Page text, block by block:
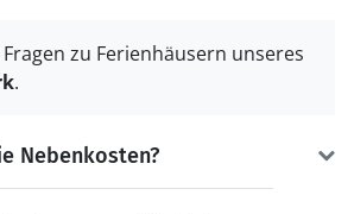
zu Ferienhäusern unseres
.
Nebenkosten?